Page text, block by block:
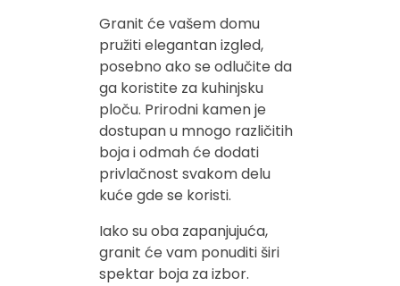
Granit će vašem domu
pružiti elegantan izgled,
posebno ako se odlučite da
ga koristite za kuhinjsku
ploču. Prirodni kamen je
dostupan u mnogo različitih
boja i odmah će dodati
privlačnost svakom delu
kuće gde se koristi.
Iako su oba zapanjujuća,
granit će vam ponuditi širi
spektar boja za izbor.